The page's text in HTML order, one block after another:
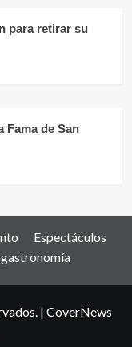
para retirar su
Fama de San
Espectáculos
| CoverNews